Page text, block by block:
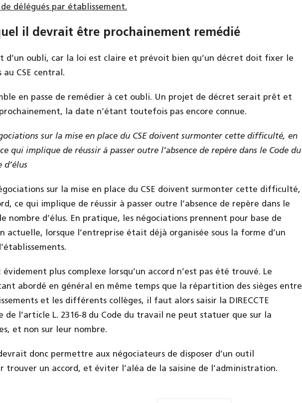
délégués par établissement.
il devrait être prochainement remédié
d’un oubli, car la loi est claire et prévoit bien qu’un décret doit fixer le
CSE central.
en passe de remédier à cet oubli. Un projet de décret serait prêt et
la date n’étant toutefois pas encore connue.
sur la mise en place du CSE doivent surmonter cette difficulté, en
qui implique de réussir à passer outre l’absence de repère dans le Code du
sur la mise en place du CSE doivent surmonter cette difficulté,
ce qui implique de réussir à passer outre l’absence de repère dans le
nombre d’élus. En pratique, les négociations prennent pour base de
actuelle, lorsque l’entreprise était déjà organisée sous la forme d’un
plus complexe lorsqu’un accord n’est pas été trouvé. Le
abordé en général en même temps que la répartition des sièges entre
et les différents collèges, il faut alors saisir la DIRECCTE
de l’article L. 2316-8 du Code du travail ne peut statuer que sur la
et non sur leur nombre.
donc permettre aux négociateurs de disposer d’un outil
trouver un accord, et éviter l’aléa de la saisine de l’administration.